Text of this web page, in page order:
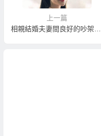
上一篇